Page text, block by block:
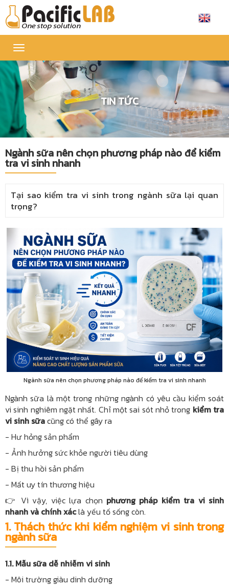
Toggle
navigation
TIN TỨC
Ngành sữa nên chọn phương pháp nào để kiểm
tra vi sinh nhanh
Tại sao kiểm tra vi sinh trong ngành sữa lại quan
trọng?
Ngành sữa nên chọn phương pháp nào để kiểm tra vi sinh nhanh
Ngành sữa là một trong những ngành có yêu cầu kiểm soát
vi sinh nghiêm ngặt nhất. Chỉ một sai sót nhỏ trong kiểm tra
vi sinh sữacũng có thể gây ra
- Hư hỏng sản phẩm
- Ảnh hưởng sức khỏe người tiêu dùng
- Bị thu hồi sản phẩm
- Mất uy tín thương hiệu
👉 Vì vậy, việc lựa chọn phương pháp kiểm tra vi sinh
nhanh và chính xáclà yếu tố sống còn.
1. Thách thức khi kiểm nghiệm vi sinh trong
ngành sữa
1.1. Mẫu sữa dễ nhiễm vi sinh
- Môi trường giàu dinh dưỡng